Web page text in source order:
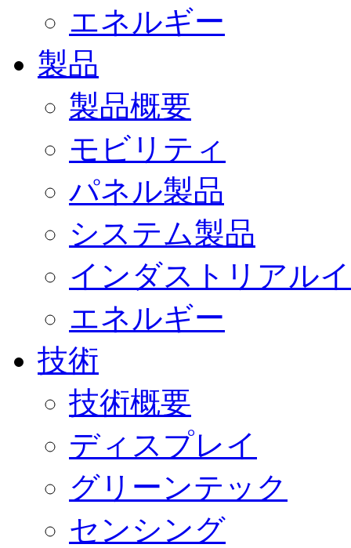
エネルギー
製品
製品概要
モビリティ
パネル製品
システム製品
インダストリアル
エネルギー
技術
技術概要
ディスプレイ
グリーンテック
センシング